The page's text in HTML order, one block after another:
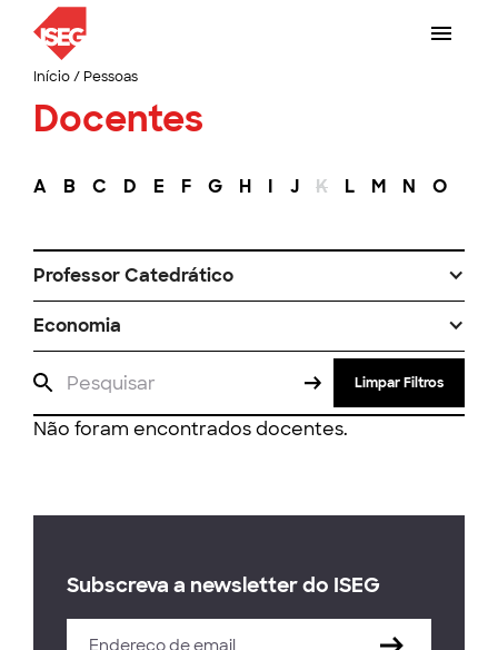
Início/ Pessoas
Docentes
A B C D E F G H I J K L M N O
Professor Catedrático
Economia
Limpar Filtros
Não foram encontrados docentes.
Subscreva a newsletter do ISEG